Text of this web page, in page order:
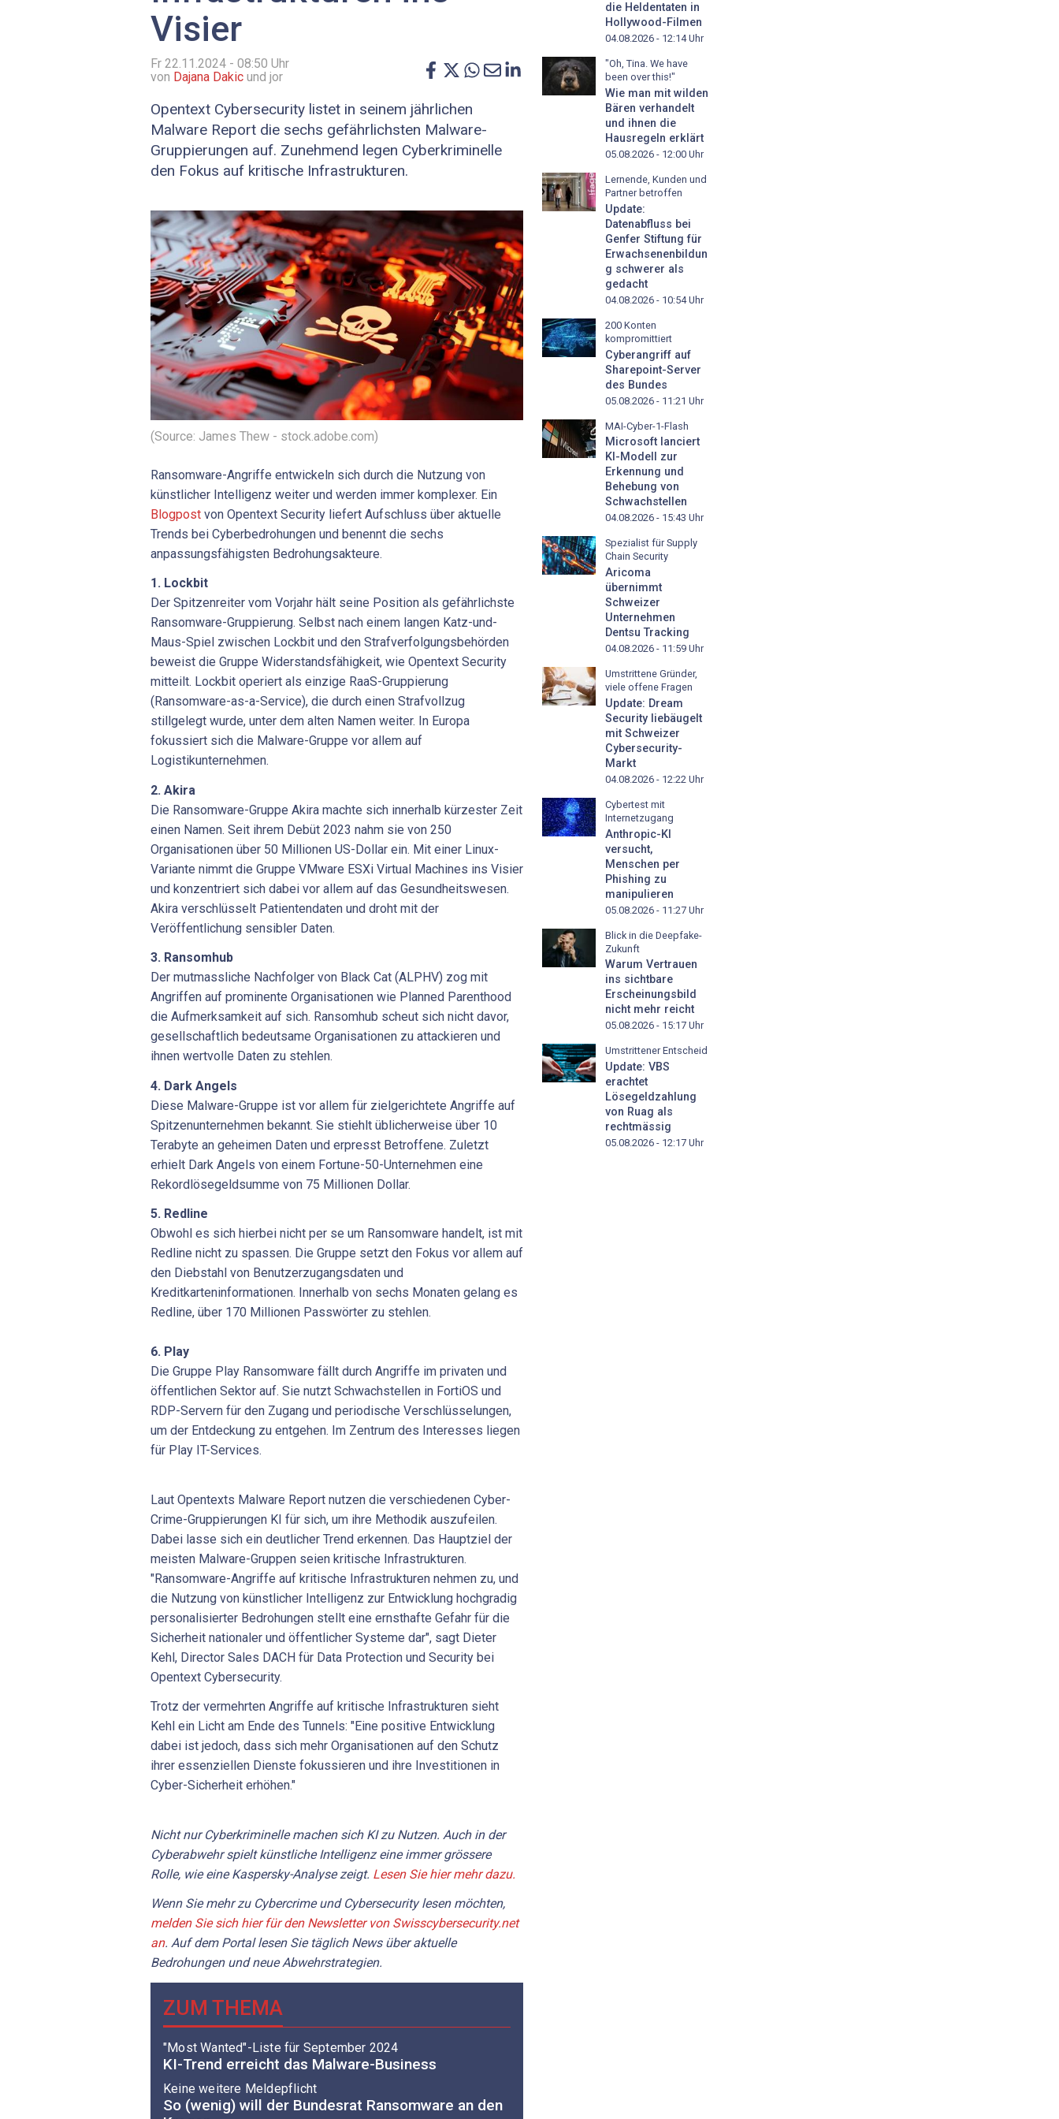
Visier
Fr 22.11.2024 - 08:50 Uhr
von Dajana Dakic und jor
Opentext Cybersecurity listet in seinem jährlichen
Malware Report die sechs gefährlichsten Malware-
Gruppierungen auf. Zunehmend legen Cyberkriminelle
den Fokus auf kritische Infrastrukturen.
(Source: James Thew - stock.adobe.com)
Ransomware-Angriffe entwickeln sich durch die Nutzung von
künstlicher Intelligenz weiter und werden immer komplexer. Ein
Blogpost von Opentext Security liefert Aufschluss über aktuelle
Trends bei Cyberbedrohungen und benennt die sechs
anpassungsfähigsten Bedrohungsakteure.
1. Lockbit
Der Spitzenreiter vom Vorjahr hält seine Position als gefährlichste
Ransomware-Gruppierung. Selbst nach einem langen Katz-und-
Maus-Spiel zwischen Lockbit und den Strafverfolgungsbehörden
beweist die Gruppe Widerstandsfähigkeit, wie Opentext Security
mitteilt. Lockbit operiert als einzige RaaS-Gruppierung
(Ransomware-as-a-Service), die durch einen Strafvollzug
stillgelegt wurde, unter dem alten Namen weiter. In Europa
fokussiert sich die Malware-Gruppe vor allem auf
Logistikunternehmen.
2. Akira
Die Ransomware-Gruppe Akira machte sich innerhalb kürzester Zeit
einen Namen. Seit ihrem Debüt 2023 nahm sie von 250
Organisationen über 50 Millionen US-Dollar ein. Mit einer Linux-
Variante nimmt die Gruppe VMware ESXi Virtual Machines ins Visier
und konzentriert sich dabei vor allem auf das Gesundheitswesen.
Akira verschlüsselt Patientendaten und droht mit der
Veröffentlichung sensibler Daten.
3. Ransomhub
Der mutmassliche Nachfolger von Black Cat (ALPHV) zog mit
Angriffen auf prominente Organisationen wie Planned Parenthood
die Aufmerksamkeit auf sich. Ransomhub scheut sich nicht davor,
gesellschaftlich bedeutsame Organisationen zu attackieren und
ihnen wertvolle Daten zu stehlen.
4. Dark Angels
Diese Malware-Gruppe ist vor allem für zielgerichtete Angriffe auf
Spitzenunternehmen bekannt. Sie stiehlt üblicherweise über 10
Terabyte an geheimen Daten und erpresst Betroffene. Zuletzt
erhielt Dark Angels von einem Fortune-50-Unternehmen eine
Rekordlösegeldsumme von 75 Millionen Dollar.
5. Redline
Obwohl es sich hierbei nicht per se um Ransomware handelt, ist mit
Redline nicht zu spassen. Die Gruppe setzt den Fokus vor allem auf
den Diebstahl von Benutzerzugangsdaten und
Kreditkarteninformationen. Innerhalb von sechs Monaten gelang es
Redline, über 170 Millionen Passwörter zu stehlen.
6. Play
Die Gruppe Play Ransomware fällt durch Angriffe im privaten und
öffentlichen Sektor auf. Sie nutzt Schwachstellen in FortiOS und
RDP-Servern für den Zugang und periodische Verschlüsselungen,
um der Entdeckung zu entgehen. Im Zentrum des Interesses liegen
für Play IT-Services.
Laut Opentexts Malware Report nutzen die verschiedenen Cyber-
Crime-Gruppierungen KI für sich, um ihre Methodik auszufeilen.
Dabei lasse sich ein deutlicher Trend erkennen. Das Hauptziel der
meisten Malware-Gruppen seien kritische Infrastrukturen.
"Ransomware-Angriffe auf kritische Infrastrukturen nehmen zu, und
die Nutzung von künstlicher Intelligenz zur Entwicklung hochgradig
personalisierter Bedrohungen stellt eine ernsthafte Gefahr für die
Sicherheit nationaler und öffentlicher Systeme dar", sagt Dieter
Kehl, Director Sales DACH für Data Protection und Security bei
Opentext Cybersecurity.
Trotz der vermehrten Angriffe auf kritische Infrastrukturen sieht
Kehl ein Licht am Ende des Tunnels: "Eine positive Entwicklung
dabei ist jedoch, dass sich mehr Organisationen auf den Schutz
ihrer essenziellen Dienste fokussieren und ihre Investitionen in
Cyber-Sicherheit erhöhen."
Nicht nur Cyberkriminelle machen sich KI zu Nutzen. Auch in der
Cyberabwehr spielt künstliche Intelligenz eine immer grössere
Rolle, wie eine Kaspersky-Analyse zeigt. Lesen Sie hier mehr dazu.
Wenn Sie mehr zu Cybercrime und Cybersecurity lesen möchten,
melden Sie sich hier für den Newsletter von Swisscybersecurity.net
an. Auf dem Portal lesen Sie täglich News über aktuelle
Bedrohungen und neue Abwehrstrategien.
ZUM THEMA
"Most Wanted"-Liste für September 2024
KI-Trend erreicht das Malware-Business
Keine weitere Meldepflicht
So (wenig) will der Bundesrat Ransomware an den
die Heldentaten in
Hollywood-Filmen
04.08.2026 - 12:14Uhr
"Oh, Tina. We have
been over this!"
Wie man mit wilden
Bären verhandelt
und ihnen die
Hausregeln erklärt
05.08.2026 - 12:00 Uhr
Lernende, Kunden und
Partner betroffen
Update:
Datenabfluss bei
Genfer Stiftung für
Erwachsenenbildun
g schwerer als
gedacht
04.08.2026 - 10:54Uhr
200 Konten
kompromittiert
Cyberangriff auf
Sharepoint-Server
des Bundes
05.08.2026 - 11:21 Uhr
MAI-Cyber-1-Flash
Microsoft lanciert
KI-Modell zur
Erkennung und
Behebung von
Schwachstellen
04.08.2026 - 15:43 Uhr
Spezialist für Supply
Chain Security
Aricoma
übernimmt
Schweizer
Unternehmen
Dentsu Tracking
04.08.2026 - 11:59 Uhr
Umstrittene Gründer,
viele offene Fragen
Update: Dream
Security liebäugelt
mit Schweizer
Cybersecurity-
Markt
04.08.2026 - 12:22 Uhr
Cybertest mit
Internetzugang
Anthropic-KI
versucht,
Menschen per
Phishing zu
manipulieren
05.08.2026 - 11:27 Uhr
Blick in die Deepfake-
Zukunft
Warum Vertrauen
ins sichtbare
Erscheinungsbild
nicht mehr reicht
05.08.2026 - 15:17 Uhr
Umstrittener Entscheid
Update: VBS
erachtet
Lösegeldzahlung
von Ruag als
rechtmässig
05.08.2026 - 12:17 Uhr